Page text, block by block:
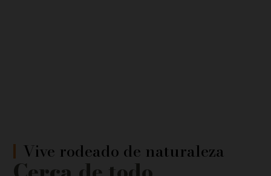
Vive rodeado de naturaleza